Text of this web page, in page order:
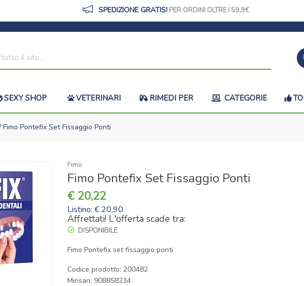
SPEDIZIONE GRATIS! PER ORDINI OLTRE I 59,9
SEXY SHOP VETERINARI RIMEDI PER CATEGORIE
Fimo Pontefix Set Fissaggio Ponti
Fimo
Fimo Pontefix Set Fissaggio Ponti
20,22
Listino: € 20,90
Affrettati! L'offerta scade tra:
DISPONIBILE
Fimo Pontefix set fissaggio ponti
Codice prodotto: 200482
Minsan: 908858234